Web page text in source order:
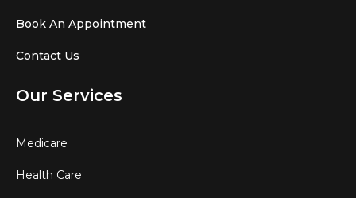
Book An Appointment
Contact Us
Our Services
Medicare
Health Care